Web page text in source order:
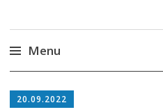
Menu
to
20.09.2022